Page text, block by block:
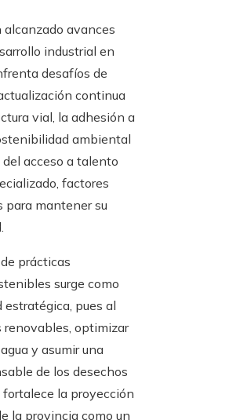
alcanzado avances
industrial en
desafíos de
continua
vial, la adhesión a
ambiental
acceso a talento
factores
para mantener su
prácticas
surge como
pues al
renovables, optimizar
y asumir una
de los desechos
fortalece la proyección
la provincia como un